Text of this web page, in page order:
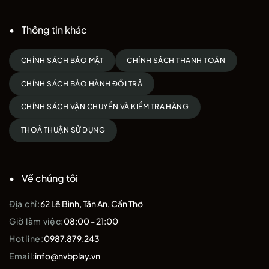
Kamito Genesis 16mm
bản lĩnh trên sân pickleball.
Xem thêm sản phẩm Vợt Pickleball Kamito
Liên hệ ngay tại fanpage
Thông tin khác
CHÍNH SÁCH BẢO MẬT CHÍNH SÁCH THANH TOÁN
CHÍNH SÁCH BẢO HÀNH ĐỔI TRẢ
CHÍNH SÁCH VẬN CHUYỂN VÀ KIỂM TRA HÀNG
THOẢ THUẬN SỬ DỤNG
Về chúng tôi
Địa chỉ:62 Lê Bình, Tân An, Cần Thơ
Giờ làm việc:08:00 - 21:00
Hotline:0987.879.243
Email:info@nvbplay.vn